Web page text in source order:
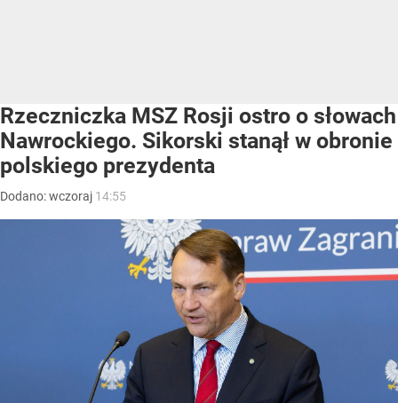
Rzeczniczka MSZ Rosji ostro o słowach
Nawrockiego. Sikorski stanął w obronie
polskiego prezydenta
Dodano:wczoraj 14:55